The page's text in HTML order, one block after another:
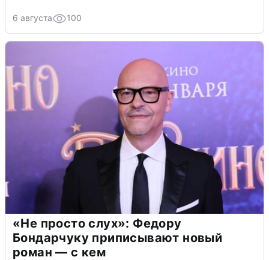
6 августа 100
«Не просто слух»: Федору
Бондарчуку приписывают новый
роман — с кем